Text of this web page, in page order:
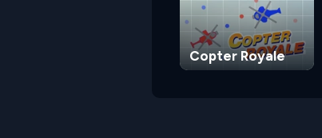
Copter Royale